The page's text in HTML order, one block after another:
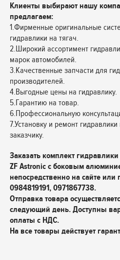
Клиенты выбирают нашу
предлагаем:
1.Фирменные оригинальные
гидравлики на тягач.
2.Широкий ассортимент
марок автомобилей.
3.Качественные запчасти для
производителей.
4.Выгодные цены на гидравлику.
5.Гарантию на товар.
6.Профессиональную
7.Установку и ремонт
заказчику.
Заказать комплект гидравлики
ZF Astronic с боковым
непосредственно на сайте
0984819191, 0971867738.
Отправка товара
следующий день. Доступны
оплаты с НДС.
На все товары действует